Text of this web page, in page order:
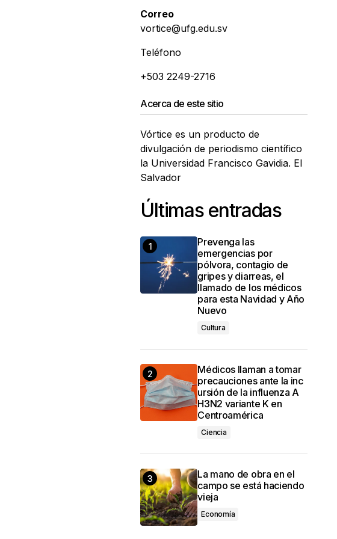
Correo
vortice@ufg.edu.sv
Teléfono
+503 2249-2716
Acerca de este sitio
Vórtice es un producto de
divulgación de periodismo científico
la Universidad Francisco Gavidia. El
Salvador
Últimas entradas
Prevenga las
emergencias por
pólvora, contagio de
gripes y diarreas, el
llamado de los médicos
para esta Navidad y Año
Nuevo
Cultura
Médicos llaman a tomar
precauciones ante la inc
ursión de la influenza A
H3N2 variante K en
Centroamérica
Ciencia
La mano de obra en el
campo se está haciendo
vieja
Economía